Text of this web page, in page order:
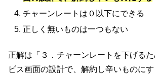
チャーンレートは０以下にできる
正しく無いものは一つもない
正解は「３．チャーンレートを下げる
ビス画面の設計で、解約し辛いものにす